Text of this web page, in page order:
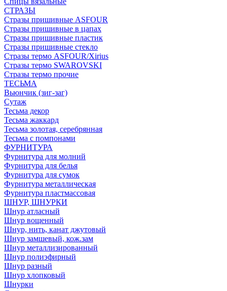
СТРАЗЫ
Стразы пришивные ASFOUR
Стразы пришивные в цапах
Стразы пришивные пластик
Стразы пришивные стекло
Стразы термо ASFOUR/Xirius
Стразы термо SWAROVSKI
Стразы термо прочие
ТЕСЬМА
Вьюнчик (зиг-заг)
Сутаж
Тесьма декор
Тесьма жаккард
Тесьма золотая, серебрянная
Тесьма с помпонами
ФУРНИТУРА
Фурнитура для молний
Фурнитура для белья
Фурнитура для сумок
Фурнитура металлическая
Фурнитура пластмассовая
ШНУР, ШНУРКИ
Шнур атласный
Шнур вощенный
Шнур, нить, канат джутовый
Шнур замшевый, кож.зам
Шнур металлизированный
Шнур полиэфирный
Шнур разный
Шнур хлопковый
Шнурки